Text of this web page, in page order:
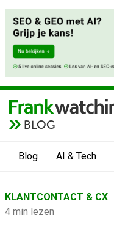
BLOG
Blog AI & Tech
›KLANTCONTACT & CX
4 min lezen